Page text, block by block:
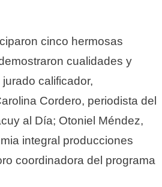
cinco hermosas
cualidades y
calificador,
Cordero, periodista del
al Día; Otoniel Méndez,
integral producciones
coordinadora del programa